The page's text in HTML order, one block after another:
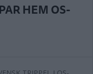
HEM OS-